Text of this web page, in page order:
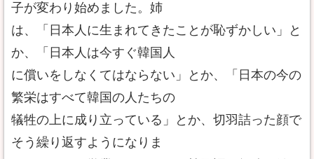
子が変わり始めました。姉
は、「日本人に生まれてきたことが恥ずかしい」と
か、「日本人は今すぐ韓国人
に償いをしなくてはならない」とか、「日本の今の
繁栄はすべて韓国の人たちの
犠牲の上に成り立っている」とか、切羽詰った顔で
そう繰り返すようになりま